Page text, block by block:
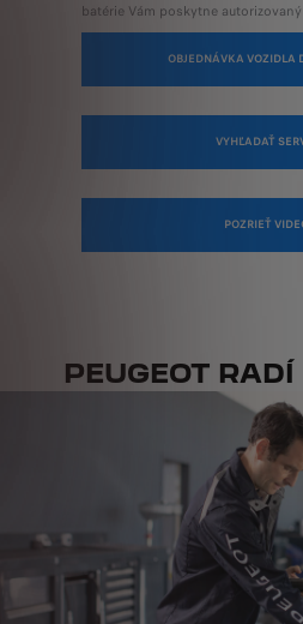
batérie Vám poskytne autorizovaný
OBJEDNÁVKA VOZIDLA
VYHĽADAŤ
POZRIEŤ
PEUGEOT RADÍ